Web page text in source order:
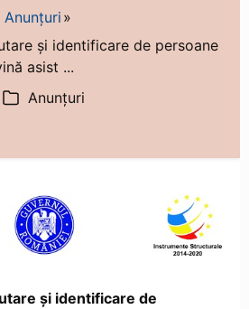
Anunțuri
și identificare de persoane
asist ...
Categorii
Anunțuri
și identificare de